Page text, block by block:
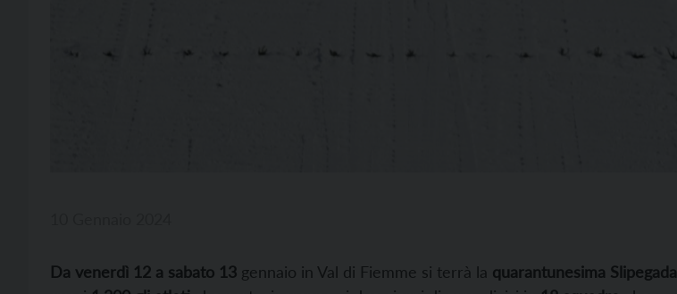
Da venerdì 12 a sabato 13 gennaio in Val di Fiemme si terrà la quarantunesima Slipegada